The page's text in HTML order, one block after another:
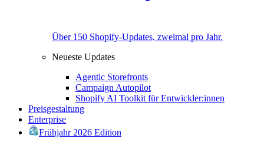
Über 150 Shopify-Updates, zweimal pro Jahr.
Neueste Updates
Agentic Storefronts
Campaign Autopilot
Shopify AI Toolkit für Entwickler:innen
Preisgestaltung
Enterprise
Frühjahr 2026 Edition